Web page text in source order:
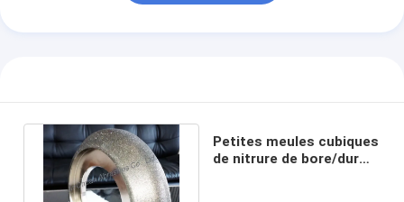
Petites meules cubiques
de nitrure de bore/dur